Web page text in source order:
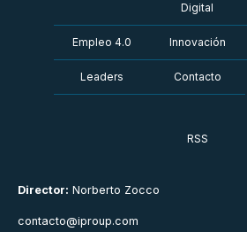
Director: Norberto Zocco
contacto@iproup.com
Digital
Empleo 4.0 Innovación
Leaders Contacto
RSS